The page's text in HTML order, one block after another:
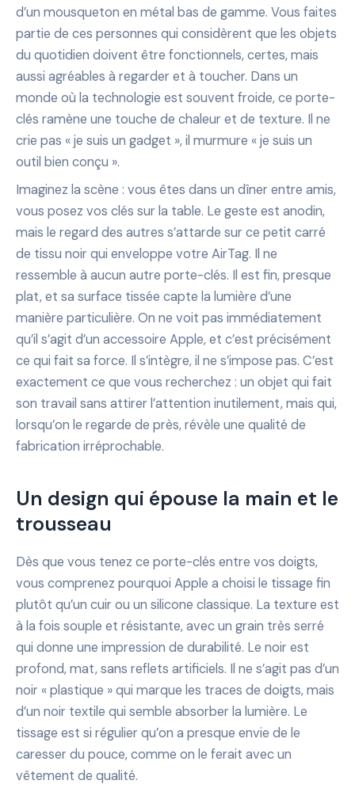
d’un mousqueton en métal bas de gamme. Vous faites
partie de ces personnes qui considèrent que les objets
du quotidien doivent être fonctionnels, certes, mais
aussi agréables à regarder et à toucher. Dans un
monde où la technologie est souvent froide, ce porte-
clés ramène une touche de chaleur et de texture. Il ne
crie pas « je suis un gadget », il murmure « je suis un
outil bien conçu ».
Imaginez la scène : vous êtes dans un dîner entre amis,
vous posez vos clés sur la table. Le geste est anodin,
mais le regard des autres s’attarde sur ce petit carré
de tissu noir qui enveloppe votre AirTag. Il ne
ressemble à aucun autre porte-clés. Il est fin, presque
plat, et sa surface tissée capte la lumière d’une
manière particulière. On ne voit pas immédiatement
qu’il s’agit d’un accessoire Apple, et c’est précisément
ce qui fait sa force. Il s’intègre, il ne s’impose pas. C’est
exactement ce que vous recherchez : un objet qui fait
son travail sans attirer l’attention inutilement, mais qui,
lorsqu’on le regarde de près, révèle une qualité de
fabrication irréprochable.
Un design qui épouse la main et le
trousseau
Dès que vous tenez ce porte-clés entre vos doigts,
vous comprenez pourquoi Apple a choisi le tissage fin
plutôt qu’un cuir ou un silicone classique. La texture est
à la fois souple et résistante, avec un grain très serré
qui donne une impression de durabilité. Le noir est
profond, mat, sans reflets artificiels. Il ne s’agit pas d’un
noir « plastique » qui marque les traces de doigts, mais
d’un noir textile qui semble absorber la lumière. Le
tissage est si régulier qu’on a presque envie de le
caresser du pouce, comme on le ferait avec un
vêtement de qualité.